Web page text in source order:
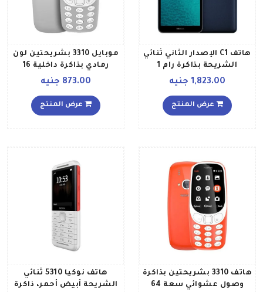
هاتف C1 الإصدار الثاني ثنائي
الشريحة بذاكرة رام 1
بلون أزرق
1,823.00 جنيه
عرض المنتج
موبايل 3310 بشريحتين لون
رمادي بذاكرة داخلية 16
ميجابايت يدعم تقنية 2G
873.00 جنيه
عرض المنتج
هاتف 3310 بشريحتين بذاكرة
وصول عشوائي سعة 64
هاتف نوكيا 5310 ثنائي
الشريحة أبيض أحمر، ذاكرة